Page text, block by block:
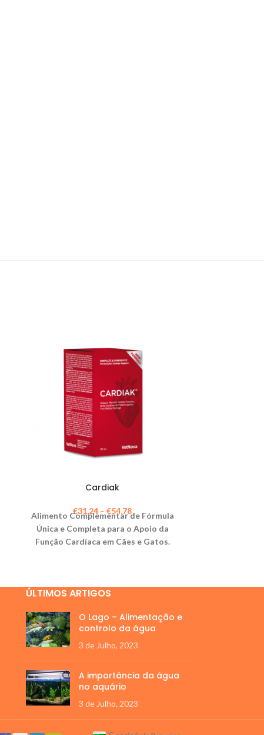
Cardiak
€31,24 –€54,78
Alimento Complementar de Fórmula
Única e Completa para o Apoio da
Função Cardíaca em Cães e Gatos.
ÚLTIMOS ARTIGOS
O Lago – Alimentação e
controlo da água
3 de Julho, 2023
A importância da água
no aquário
3 de Julho, 2023